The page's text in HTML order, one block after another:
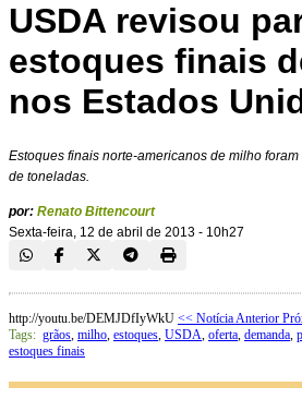
USDA revisou
estoques finais
nos Estados
Estoques finais norte-americanos de milho
de toneladas.
por: Renato Bittencourt
Sexta-feira, 12 de abril de 2013 - 10h27
http://youtu.be/DEMJDfIyWkU << Notícia Anterior
Tags: grãos, milho, estoques, USDA, oferta, demanda,
estoques finais